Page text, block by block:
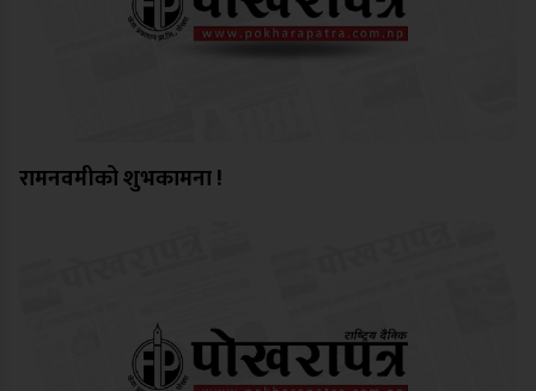
रामनवमीको शुभकामना !